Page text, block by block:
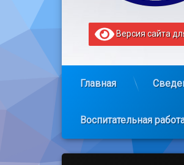
Версия сайта
Главная
Воспитательная